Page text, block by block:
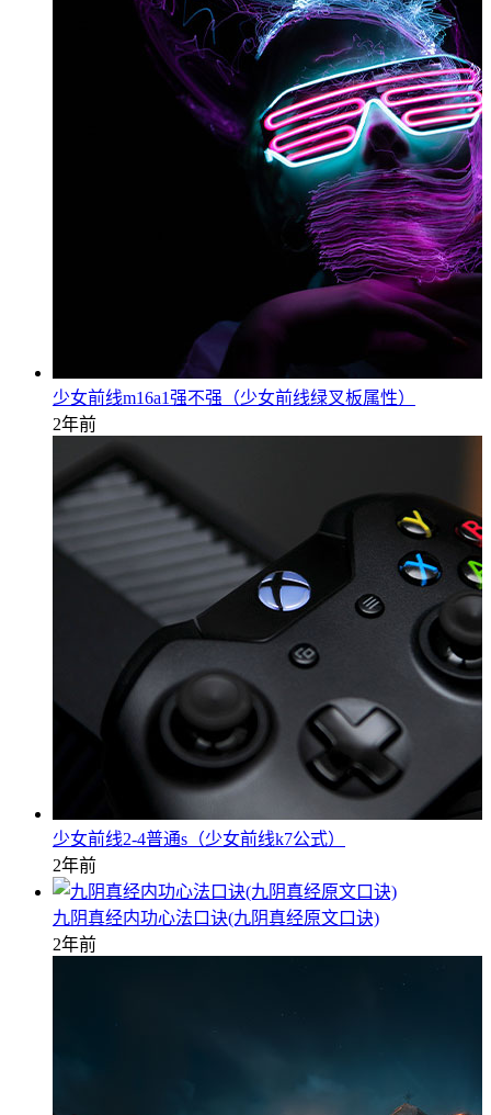
少女前线m16a1强不强（少女前线绿叉板属性）
2年前
少女前线2-4普通s（少女前线k7公式）
2年前
九阴真经内功心法口诀(九阴真经原文口诀)
2年前